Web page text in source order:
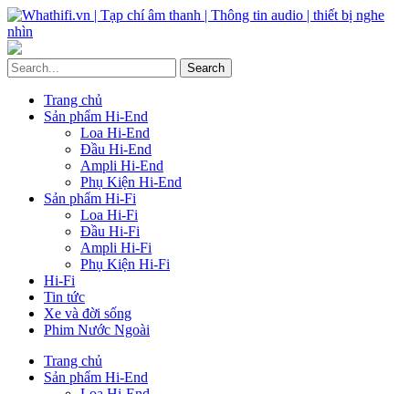
Trang chủ
Sản phẩm Hi-End
Loa Hi-End
Đầu Hi-End
Ampli Hi-End
Phụ Kiện Hi-End
Sản phẩm Hi-Fi
Loa Hi-Fi
Đầu Hi-Fi
Ampli Hi-Fi
Phụ Kiện Hi-Fi
Hi-Fi
Tin tức
Xe và đời sống
Phim Nước Ngoài
Trang chủ
Sản phẩm Hi-End